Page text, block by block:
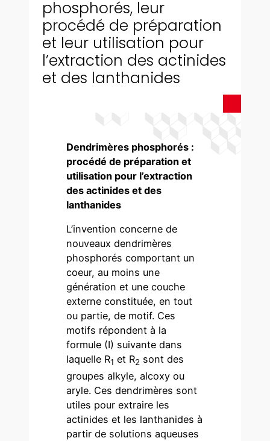
phosphorés, leur
procédé de préparation
et leur utilisation pour
l’extraction des actinides
et des lanthanides
Dendrimères phosphorés :
procédé de préparation et
utilisation pour l’extraction
des actinides et des
lanthanides
L’invention concerne de
nouveaux dendrimères
phosphorés comportant un
coeur, au moins une
génération et une couche
externe constituée, en tout
ou partie, de motif. Ces
motifs répondent à la
formule (I) suivante dans
laquelle R1 et R2 sont des
groupes alkyle, alcoxy ou
aryle. Ces dendrimères sont
utiles pour extraire les
actinides et les lanthanides à
partir de solutions aqueuses